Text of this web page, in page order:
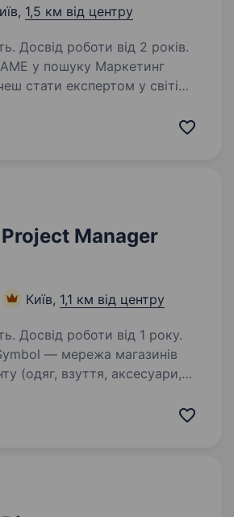
1,5 км від центру
Досвід роботи від 2 років.
стати експертом у світі
тоді чекаємо на тебе.
Manager
Київ, 1,1 км від центру
Досвід роботи від 1 року.
— мережа магазинів
(одяг, взуття, аксесуари,
провідні світові бренди